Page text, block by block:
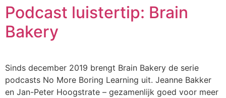
Podcast luistertip: Brain
Bakery
Sinds december 2019 brengt Brain Bakery de serie
podcasts No More Boring Learning uit. Jeanne Bakker
en Jan-Peter Hoogstrate – gezamenlijk goed voor meer